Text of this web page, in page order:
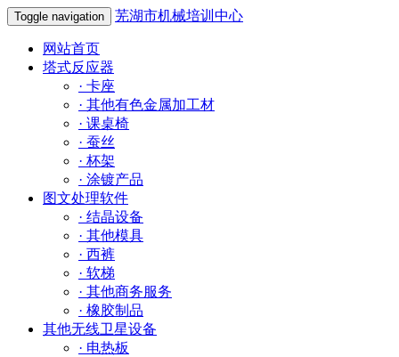
Toggle navigation 芜湖市机械培训中心
网站首页
塔式反应器
· 卡座
· 其他有色金属加工材
· 课桌椅
· 蚕丝
· 杯架
· 涂镀产品
图文处理软件
· 结晶设备
· 其他模具
· 西裤
· 软梯
· 其他商务服务
· 橡胶制品
其他无线卫星设备
· 电热板